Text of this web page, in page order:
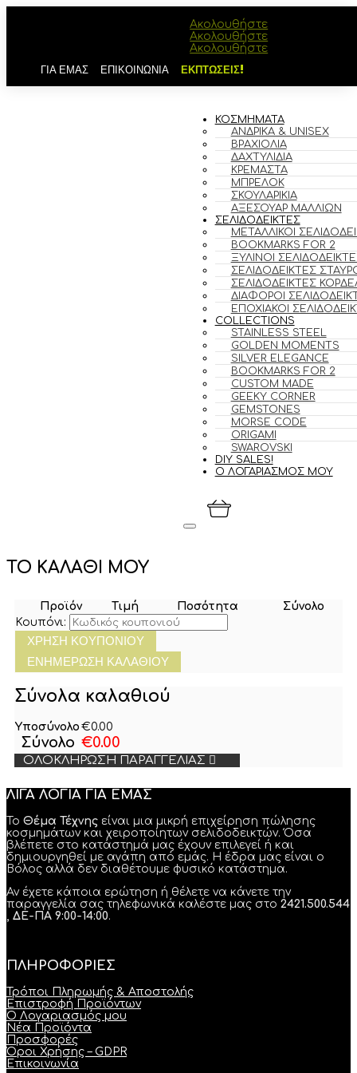
Ακολουθήστε
Ακολουθήστε
Ακολουθήστε
ΓΙΑ ΕΜΑΣ ΕΠΙΚΟΙΝΩΝΙΑ ΕΚΠΤΩΣΕΙΣ!
ΚΟΣΜΗΜΑΤΑ
ΑΝΔΡΙΚΆ & UNISEX
ΒΡΑΧΙΌΛΙΑ
ΔΑΧΤΥΛΊΔΙΑ
ΚΡΕΜΑΣΤΆ
ΜΠΡΕΛΌΚ
ΣΚΟΥΛΑΡΊΚΙΑ
ΑΞΕΣΟΥΆΡ ΜΑΛΛΙΏΝ
ΣΕΛΙΔΟΔΕΙΚΤΕΣ
ΜΕΤΑΛΛΙΚΟΊ
BOOKMARKS FOR 2
ΞΎΛΙΝΟΙ
ΣΕΛΙΔΟΔΕΊΚΤΕΣ
ΣΕΛΙΔΟΔΕΊΚΤΕΣ
ΔΙΆΦΟΡΟΙ
ΕΠΟΧΙΑΚΟΊ
COLLECTIONS
STAINLESS STEEL
GOLDEN MOMENTS
SILVER ELEGANCE
BOOKMARKS FOR 2
CUSTOM MADE
GEEKY CORNER
GEMSTONES
MORSE CODE
ORIGAMI
SWAROVSKI
DIY SALES!
Ο ΛΟΓΑΡΙΑΣΜΟΣ ΜΟΥ
ΤΟ ΚΑΛΑΘΙ ΜΟΥ
Προϊόν Τιμή Ποσότητα
Σύνολο
Κουπόνι:
ΧΡΉΣΗ ΚΟΥΠΟΝΙΟΎ
ΕΝΗΜΈΡΩΣΗ ΚΑΛΑΘΙΟΎ
Σύνολα καλαθιού
Υποσύνολο €0.00
Σύνολο €0.00
ΟΛΟΚΛΉΡΩΣΗ ΠΑΡΑΓΓΕΛΊΑΣ
ΛΙΓΑ ΛΟΓΙΑ ΓΙΑ ΕΜΑΣ
Το Θέμα Τέχνης είναι μια μικρή επιχείρηση πώλησης
κοσμημάτων και χειροποίητων σελιδοδεικτών. Όσα
βλέπετε στο κατάστημά μας έχουν επιλεγεί ή και
δημιουργηθεί με αγάπη από εμάς. Η έδρα μας είναι ο
Βόλος αλλά δεν διαθέτουμε φυσικό κατάστημα.
Αν έχετε κάποια ερώτηση ή θέλετε να κάνετε την
παραγγελία σας τηλεφωνικά καλέστε μας στο 2421.500.544
, ΔΕ-ΠΑ 9:00-14:00.
ΠΛΗΡΟΦΟΡΙΕΣ
Τρόποι Πληρωμής & Αποστολής
Επιστροφή Προϊόντων
Ο Λογαριασμός μου
Νέα Προϊόντα
Προσφορές
Όροι Χρήσης – GDPR
Επικοινωνία